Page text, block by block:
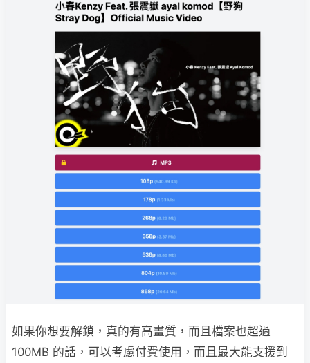
如果你想要解鎖，真的有高畫質，而且檔案也超過
100MB 的話，可以考慮付費使用，而且最大能支援到